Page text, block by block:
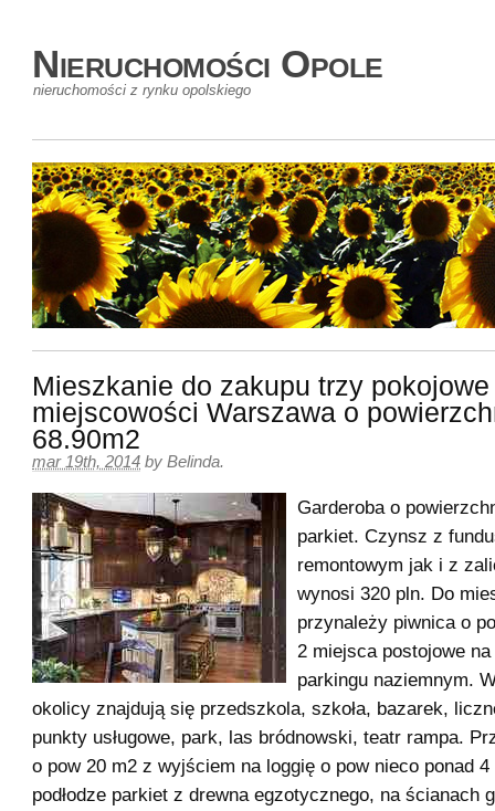
Nieruchomości Opole
nieruchomości z rynku opolskiego
Mieszkanie do zakupu trzy
miejscowości Warszawa o
68.90m2
mar 19th, 2014 by Belinda.
Garderoba o
parkiet. Czynsz z
remontowym jak i z
wynosi 320 pln. Do
przynależy piwnica o
2 miejsca postojowe
parkingu naziemnym.
okolicy znajdują się przedszkola, szkoła, bazarek,
punkty usługowe, park, las bródnowski, teatr rampa.
o pow 20 m2 z wyjściem na loggię o pow nieco ponad 4
podłodze parkiet z drewna egzotycznego, na ścianach